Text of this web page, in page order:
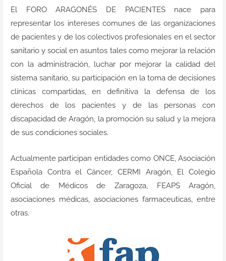
El FORO ARAGONÉS DE PACIENTES nace para
representar los intereses comunes de las organizaciones
de pacientes y de los colectivos profesionales en el sector
sanitario y social en asuntos tales como mejorar la relación
con la administración, luchar por mejorar la calidad del
sistema sanitario, su participación en la toma de decisiones
clínicas compartidas, en definitiva la defensa de los
derechos de los pacientes y de las personas con
discapacidad de Aragón, la promoción su salud y la mejora
de sus condiciones sociales.
Actualmente participan entidades como ONCE, Asociación
Española Contra el Cáncer, CERMI Aragón, El Colegio
Oficial de Médicos de Zaragoza, FEAPS Aragón,
asociaciones médicas, asociaciones farmaceuticas, entre
otras.